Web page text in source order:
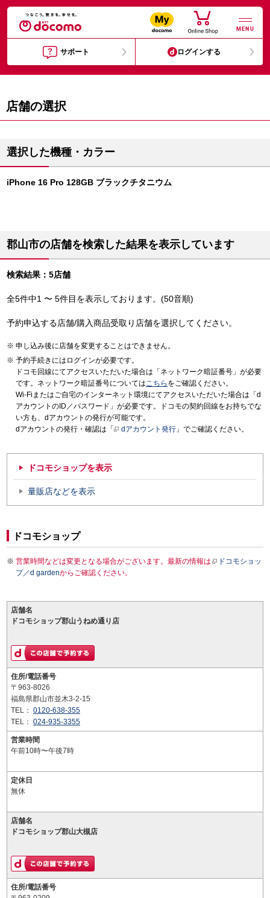
MENU
サポート ログインする
店舗の選択
選択した機種・カラー
iPhone 16 Pro 128GB ブラックチタニウム
郡山市の店舗を検索した結果を表示しています
検索結果：5店舗
全5件中1 〜 5件目を表示しております。(50音順)
予約申込する店舗/購入商品受取り店舗を選択してください。
申し込み後に店舗を変更することはできません。
予約手続きにはログインが必要です。
ドコモ回線にてアクセスいただいた場合は「ネットワーク暗証番号」が必要
です。ネットワーク暗証番号についてはこちら をご確認ください。
Wi-Fiまたはご自宅のインターネット環境にてアクセスいただいた場合は「d
アカウントのID／パスワード」が必要です。ドコモの契約回線をお持ちでな
い方も、dアカウントの発行が可能です。
dアカウントの発行・確認は「
dアカウント発行 」でご確認ください。
ドコモショップを表示
量販店などを表示
ドコモショップ
営業時間などは変更となる場合がございます。最新の情報は
ドコモショッ
プ／d gardenからご確認ください。
店舗名
ドコモショップ郡山うねめ通り店
住所/電話番号
〒963-8026
福島県郡山市並木3-2-15
TEL： 0120-638-355
TEL： 024-935-3355
営業時間
午前10時〜午後7時
定休日
無休
店舗名
ドコモショップ郡山大槻店
住所/電話番号